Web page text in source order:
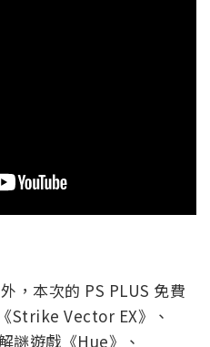
，本次的 PS PLUS 免費
Strike Vector EX》、
謎遊戲《Hue》、